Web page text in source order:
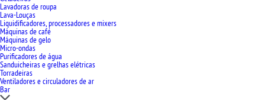
Lavadoras de roupa
Lava-Louças
Liquidificadores, processadores e mixers
Máquinas de café
Máquinas de gelo
Micro-ondas
Purificadores de água
Sanduicheiras e grelhas elétricas
Torradeiras
Ventiladores e circuladores de ar
Bar